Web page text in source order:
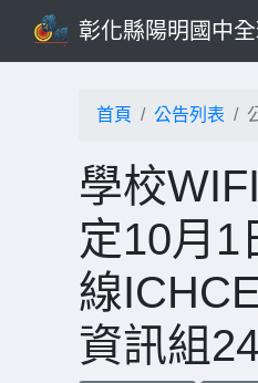
彰化縣陽明國中
首頁 公告列表
學校
定10月1
線
資訊組